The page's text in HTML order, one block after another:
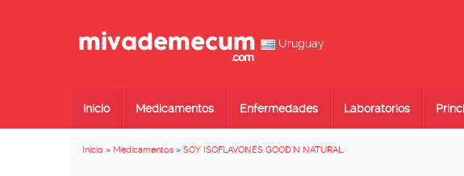
Uruguay
Inicio Medicamentos Enfermedades Laboratorios
Inicio » Medicamentos » SOY ISOFLAVONES GOOD'N NATURAL